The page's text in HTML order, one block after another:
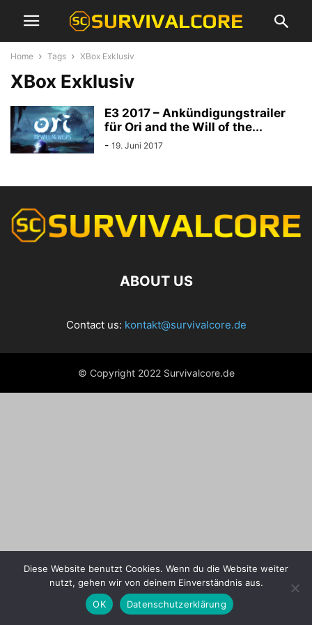
Home Tags XBox Exklusiv
XBox Exklusiv
E3 2017 – Ankündigungstrailer
für Ori and the Will of the...
- 19. Juni 2017
ABOUT US
Contact us: kontakt@survivalcore.de
© Copyright 2022 Survivalcore.de
Diese Website benutzt Cookies. Wenn du die Website weiter
nutzt, gehen wir von deinem Einverständnis aus.
OK
Datenschutzerklärung